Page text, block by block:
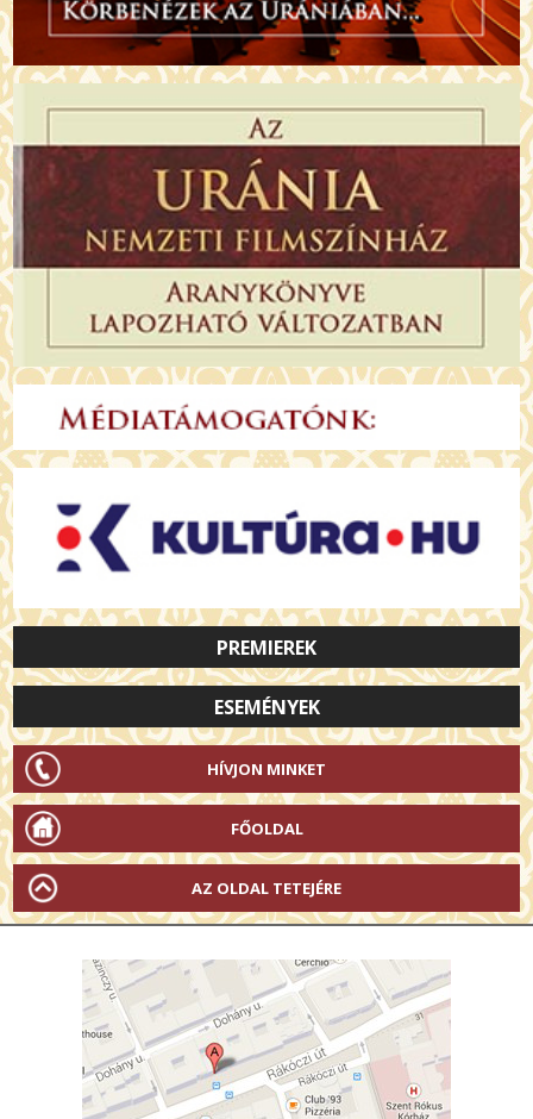
PREMIEREK
ESEMÉNYEK
HÍVJON MINKET
FŐOLDAL
AZ OLDAL TETEJÉRE